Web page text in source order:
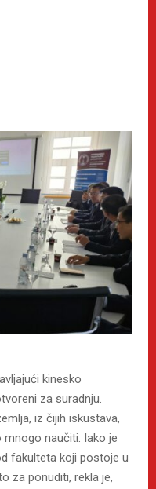
kinesko
za suradnju.
iz čijih iskustava,
naučiti. Iako je
fakulteta koji postoje u
za ponuditi, rekla je,